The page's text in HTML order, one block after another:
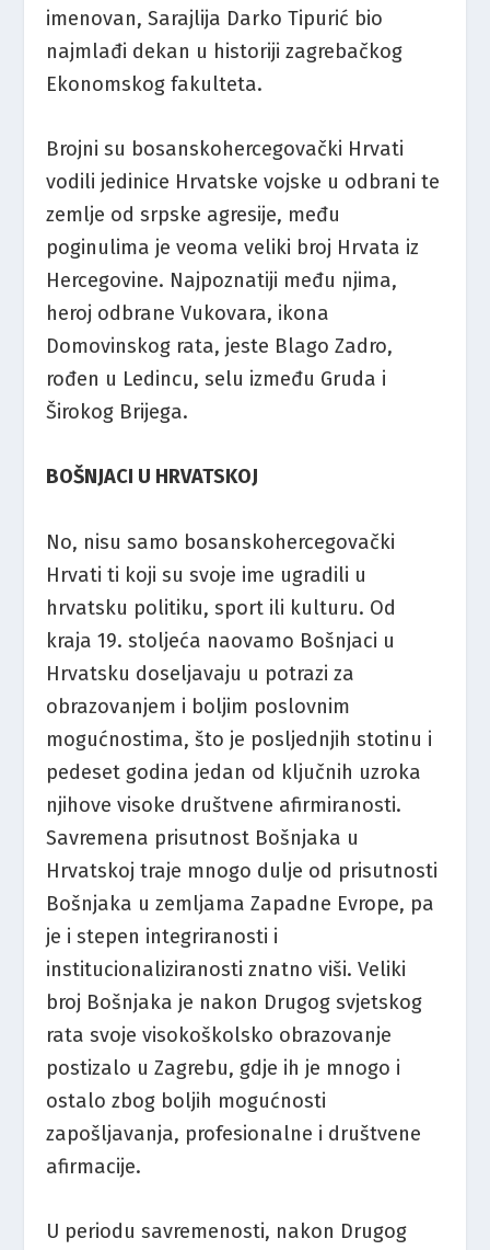
imenovan, Sarajlija Darko Tipurić bio
najmlađi dekan u historiji zagrebačkog
Ekonomskog fakulteta.
Brojni su bosanskohercegovački Hrvati
vodili jedinice Hrvatske vojske u odbrani te
zemlje od srpske agresije, među
poginulima je veoma veliki broj Hrvata iz
Hercegovine. Najpoznatiji među njima,
heroj odbrane Vukovara, ikona
Domovinskog rata, jeste Blago Zadro,
rođen u Ledincu, selu između Gruda i
Širokog Brijega.
BOŠNJACI U HRVATSKOJ
No, nisu samo bosanskohercegovački
Hrvati ti koji su svoje ime ugradili u
hrvatsku politiku, sport ili kulturu. Od
kraja 19. stoljeća naovamo Bošnjaci u
Hrvatsku doseljavaju u potrazi za
obrazovanjem i boljim poslovnim
mogućnostima, što je posljednjih stotinu i
pedeset godina jedan od ključnih uzroka
njihove visoke društvene afirmiranosti.
Savremena prisutnost Bošnjaka u
Hrvatskoj traje mnogo dulje od prisutnosti
Bošnjaka u zemljama Zapadne Evrope, pa
je i stepen integriranosti i
institucionaliziranosti znatno viši. Veliki
broj Bošnjaka je nakon Drugog svjetskog
rata svoje visokoškolsko obrazovanje
postizalo u Zagrebu, gdje ih je mnogo i
ostalo zbog boljih mogućnosti
zapošljavanja, profesionalne i društvene
afirmacije.
U periodu savremenosti, nakon Drugog